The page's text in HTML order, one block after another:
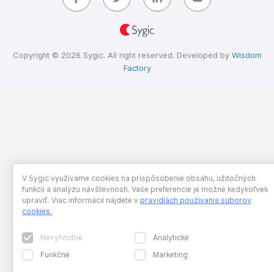
Copyright © 2026 Sygic. All right reserved. Developed by Wisdom
Factory
V Sygic využívame cookies na prispôsobenie obsahu, užitočných
funkcii a analýzu návštevnosti. Vaše preferencie je možné kedykoľvek
upraviť. Viac informácií nájdete v pravidlách používania súborov
cookies.
Nevyhnutné
Analytické
Funkčné
Marketing